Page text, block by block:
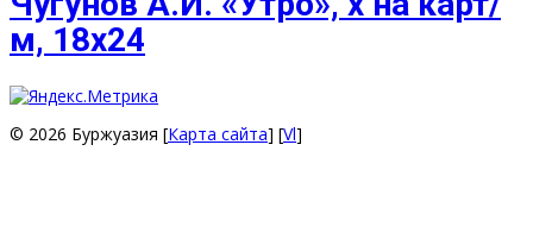
м, 18х24
© 2026 Буржуазия [Карта сайта] [Vl]